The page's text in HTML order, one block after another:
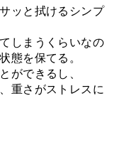
ッと拭けるシンプ
しまうくらいなの
態を保てる。
ができるし、
重さがストレスに